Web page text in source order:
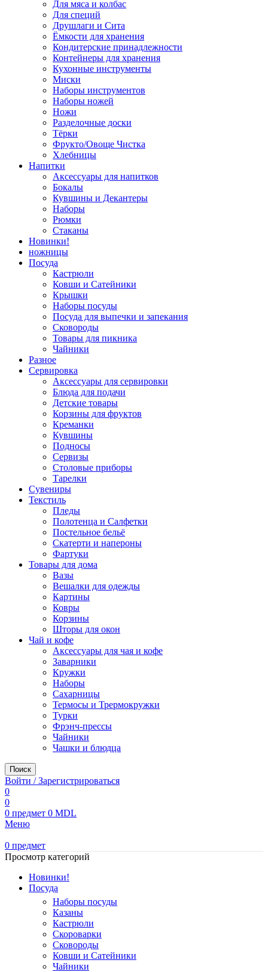
Для мяса и колбас
Для специй
Друшлаги и Сита
Ёмкости для хранения
Кондитерские принадлежности
Контейнеры для хранения
Кухонные инструменты
Миски
Наборы инструментов
Наборы ножей
Ножи
Разделочные доски
Тёрки
Фрукто/Овоще Чистка
Хлебницы
Напитки
Аксессуары для напитков
Бокалы
Кувшины и Декантеры
Наборы
Рюмки
Стаканы
Новинки!
ножницы
Посуда
Кастрюли
Ковши и Сатейники
Крышки
Наборы посуды
Посуда для выпечки и запекания
Сковороды
Товары для пикника
Чайники
Разное
Сервировка
Аксессуары для сервировки
Блюда для подачи
Детские товары
Корзины для фруктов
Креманки
Кувшины
Подносы
Сервизы
Столовые приборы
Тарелки
Сувениры
Текстиль
Пледы
Полотенца и Салфетки
Постельное бельё
Скатерти и напероны
Фартуки
Товары для дома
Вазы
Вешалки для одежды
Картины
Ковры
Корзины
Шторы для окон
Чай и кофе
Аксессуары для чая и кофе
Заварники
Кружки
Наборы
Сахарницы
Термосы и Трермокружки
Турки
Фрэнч-прессы
Чайники
Чашки и блюдца
Поиск
Войти / Зарегистрироваться
0
0
0 предмет 0 MDL
Меню
0 предмет
Просмотр категорий
Новинки!
Посуда
Наборы посуды
Казаны
Кастрюли
Скороварки
Сковороды
Ковши и Сатейники
Чайники